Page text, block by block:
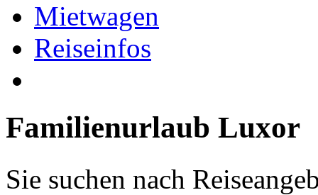
Mietwagen
Reiseinfos
Familienurlaub Luxor
Sie suchen nach